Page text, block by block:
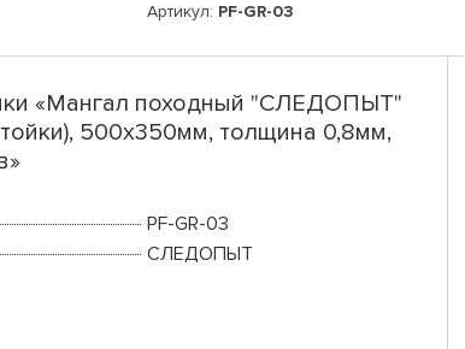
Артикул: PF-GR-03
«Мангал походный "СЛЕДОПЫТ"
500х350мм, толщина 0,8мм,
PF-GR-03
СЛЕДОПЫТ